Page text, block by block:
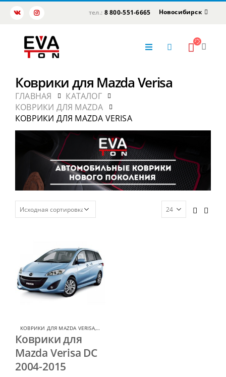
тел.: 8 800-551-6665 Новосибирск
Коврики для Mazda Verisa
ГЛАВНАЯ
КАТАЛОГ
КОВРИКИ ДЛЯ MAZDA
КОВРИКИ ДЛЯ MAZDA VERISA
КОВРИКИ ДЛЯ MAZDA VERISA, КОВРИКИ ДЛЯ MAZDA
Коврики для
Mazda Verisa DC
2004-2015